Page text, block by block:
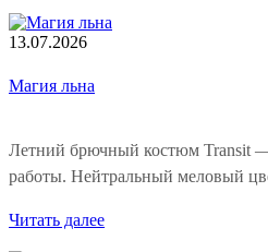
13.07.2026
Магия льна
Летний брючный костюм Transit
работы. Нейтральный меловый
Читать далее